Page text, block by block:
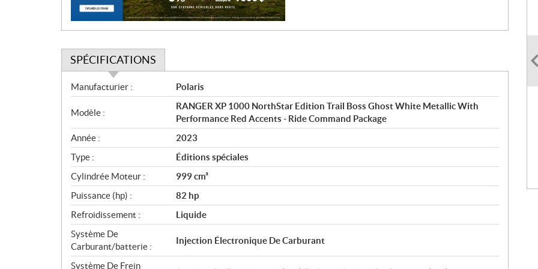
SPÉCIFICATIONS
S
p
é
c
i
f
i
c
a
t
i
o
n
s
Manufacturier : Polaris
Modèle :
RANGER XP 1000 NorthStar Edition Trail Boss Ghost White Metallic With
Performance Red Accents - Ride Command Package
Année :
2023
Type :
Éditions spéciales
Cylindrée Moteur :
999 cm³
Puissance (hp) :
82 hp
Refroidissement :
Liquide
Système De
Carburant/batterie :
Injection Électronique De Carburant
Système De Frein